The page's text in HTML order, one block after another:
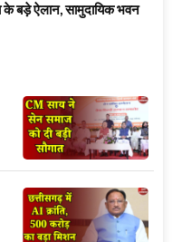
बड़े ऐलान, सामुदायिक भवन